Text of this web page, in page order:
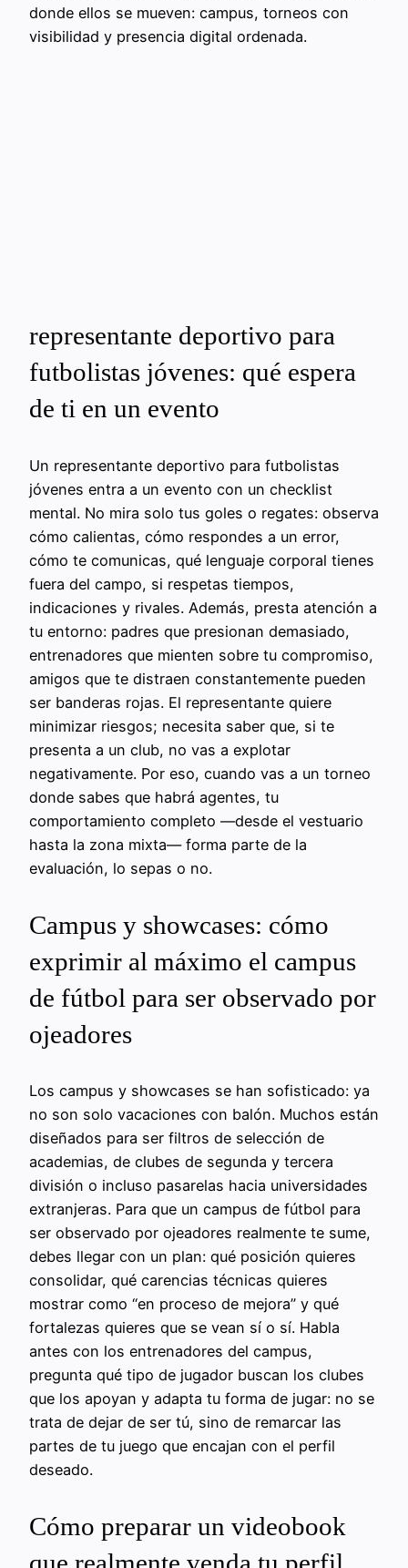
donde ellos se mueven: campus, torneos con
visibilidad y presencia digital ordenada.
representante deportivo para
futbolistas jóvenes: qué espera
de ti en un evento
Un representante deportivo para futbolistas
jóvenes entra a un evento con un checklist
mental. No mira solo tus goles o regates: observa
cómo calientas, cómo respondes a un error,
cómo te comunicas, qué lenguaje corporal tienes
fuera del campo, si respetas tiempos,
indicaciones y rivales. Además, presta atención a
tu entorno: padres que presionan demasiado,
entrenadores que mienten sobre tu compromiso,
amigos que te distraen constantemente pueden
ser banderas rojas. El representante quiere
minimizar riesgos; necesita saber que, si te
presenta a un club, no vas a explotar
negativamente. Por eso, cuando vas a un torneo
donde sabes que habrá agentes, tu
comportamiento completo —desde el vestuario
hasta la zona mixta— forma parte de la
evaluación, lo sepas o no.
Campus y showcases: cómo
exprimir al máximo el campus
de fútbol para ser observado por
ojeadores
Los campus y showcases se han sofisticado: ya
no son solo vacaciones con balón. Muchos están
diseñados para ser filtros de selección de
academias, de clubes de segunda y tercera
división o incluso pasarelas hacia universidades
extranjeras. Para que un campus de fútbol para
ser observado por ojeadores realmente te sume,
debes llegar con un plan: qué posición quieres
consolidar, qué carencias técnicas quieres
mostrar como “en proceso de mejora” y qué
fortalezas quieres que se vean sí o sí. Habla
antes con los entrenadores del campus,
pregunta qué tipo de jugador buscan los clubes
que los apoyan y adapta tu forma de jugar: no se
trata de dejar de ser tú, sino de remarcar las
partes de tu juego que encajan con el perfil
deseado.
Cómo preparar un videobook